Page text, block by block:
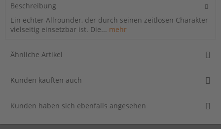
Beschreibung
Ein echter Allrounder, der durch seinen zeitlosen Charakter
vielseitig einsetzbar ist. Die... mehr
Ähnliche Artikel
Kunden kauften auch
Kunden haben sich ebenfalls angesehen